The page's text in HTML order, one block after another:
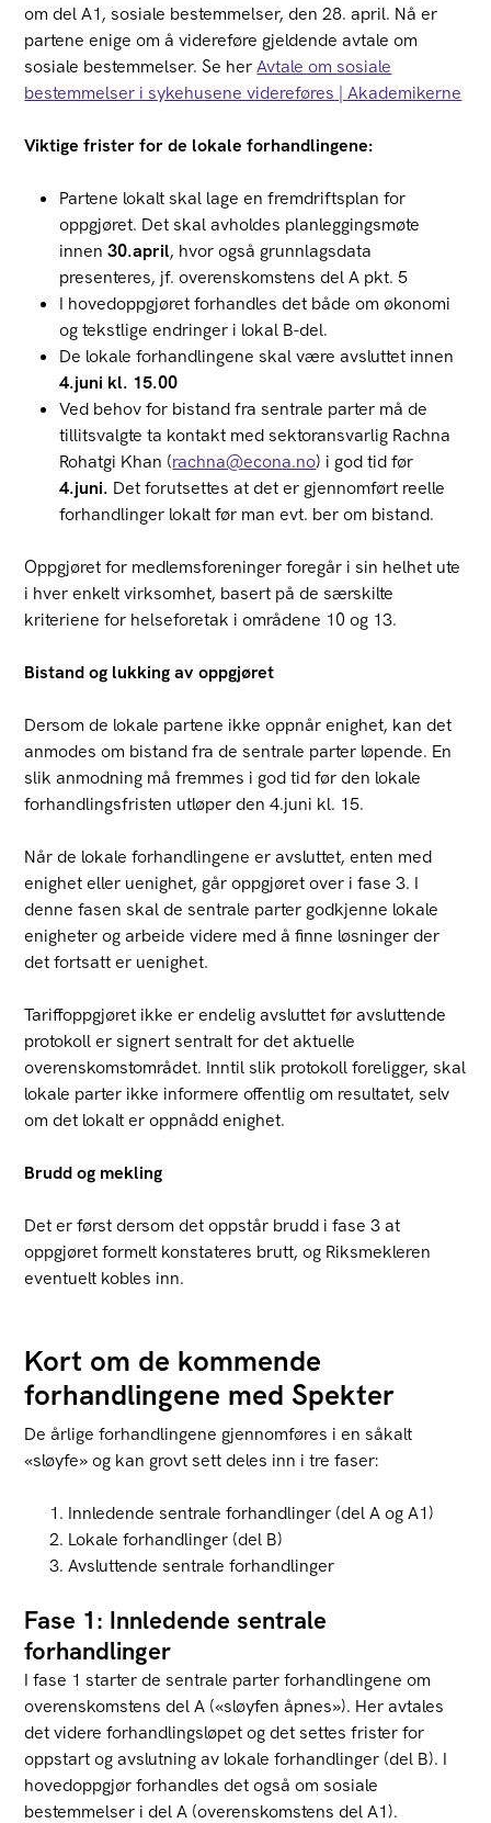
om del A1, sosiale bestemmelser, den 28. april. Nå er
partene enige om å videreføre gjeldende avtale om
sosiale bestemmelser. Se herAvtale om sosiale
bestemmelser i sykehusene videreføres | Akademikerne
Viktige frister for de lokale forhandlingene:
Partene lokalt skal lage en fremdriftsplan for
oppgjøret. Det skal avholdes planleggingsmøte
innen30.april, hvor også grunnlagsdata
presenteres, jf. overenskomstens del A pkt. 5
I hovedoppgjøret forhandles det både om økonomi
og tekstlige endringer i lokal B-del.
De lokale forhandlingene skal være avsluttet innen
4.juni kl. 15.00
Ved behov for bistand fra sentrale parter må de
tillitsvalgte ta kontakt med sektoransvarlig Rachna
Rohatgi Khan (rachna@econa.no) i god tid før
4.juni. Det forutsettes at det er gjennomført reelle
forhandlinger lokalt før man evt. ber om bistand.
Oppgjøret for medlemsforeninger foregår i sin helhet ute
i hver enkelt virksomhet, basert på de særskilte
kriteriene for helseforetak i områdene 10 og 13.
Bistand og lukking av oppgjøret
Dersom de lokale partene ikke oppnår enighet, kan det
anmodes om bistand fra de sentrale parter løpende. En
slik anmodning må fremmes i god tid før den lokale
forhandlingsfristen utløper den 4.juni kl. 15.
Når de lokale forhandlingene er avsluttet, enten med
enighet eller uenighet, går oppgjøret over i fase 3. I
denne fasen skal de sentrale parter godkjenne lokale
enigheter og arbeide videre med å finne løsninger der
det fortsatt er uenighet.
Tariffoppgjøret ikke er endelig avsluttet før avsluttende
protokoll er signert sentralt for det aktuelle
overenskomstområdet. Inntil slik protokoll foreligger, skal
lokale parter ikke informere offentlig om resultatet, selv
om det lokalt er oppnådd enighet.
Brudd og mekling
Det er først dersom det oppstår brudd i fase 3 at
oppgjøret formelt konstateres brutt, og Riksmekleren
eventuelt kobles inn.
Kort om de kommende
forhandlingene med Spekter
De årlige forhandlingene gjennomføres i en såkalt
«sløyfe» og kan grovt sett deles inn i tre faser:
Innledende sentrale forhandlinger (del A og A1)
Lokale forhandlinger (del B)
Avsluttende sentrale forhandlinger
Fase 1: Innledende sentrale
forhandlinger
I fase 1 starter de sentrale parter forhandlingene om
overenskomstens del A («sløyfen åpnes»). Her avtales
det videre forhandlingsløpet og det settes frister for
oppstart og avslutning av lokale forhandlinger (del B). I
hovedoppgjør forhandles det også om sosiale
bestemmelser i del A (overenskomstens del A1).